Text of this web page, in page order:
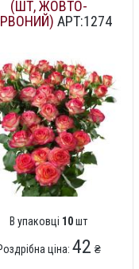
(ШТ, ЖОВТО-
АРТ:1274
В упаковці 10шт
ціна: 42 ₴